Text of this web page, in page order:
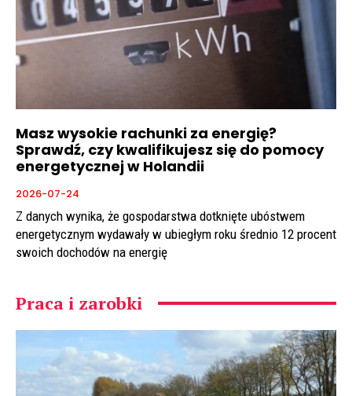
Masz wysokie rachunki za energię?
Sprawdź, czy kwalifikujesz się do pomocy
energetycznej w Holandii
2026-07-24
Z danych wynika, że gospodarstwa dotknięte ubóstwem
energetycznym wydawały w ubiegłym roku średnio 12 procent
swoich dochodów na energię
Praca i zarobki